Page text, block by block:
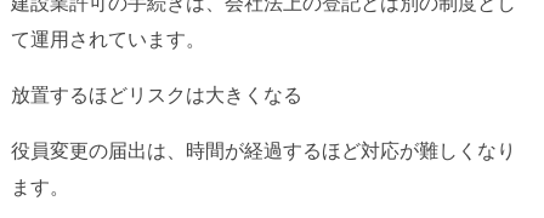
て運用されています。
放置するほどリスクは大きくなる
役員変更の届出は、時間が経過するほど対応が難しくなり
ます。